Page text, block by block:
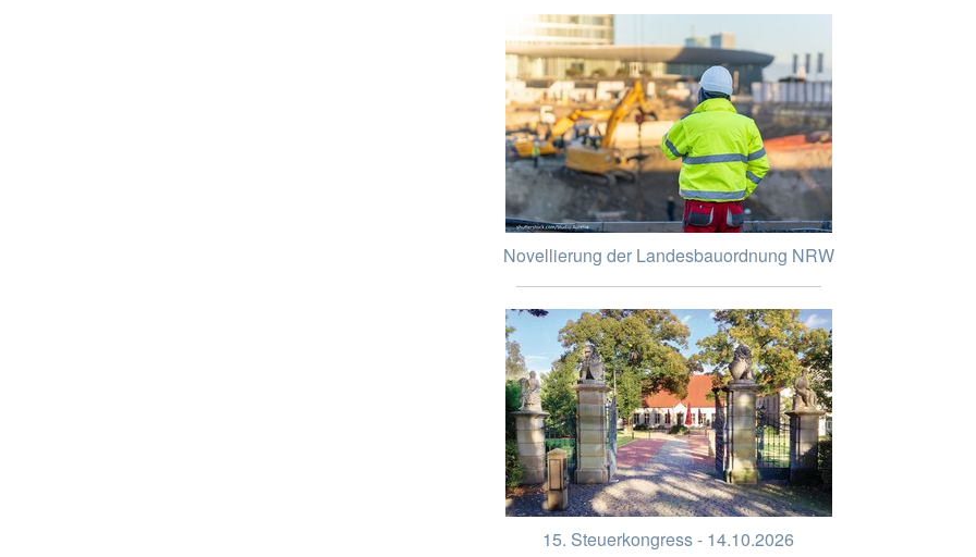
Novellierung der Landesbauordnung NRW
15. Steuerkongress - 14.10.2026